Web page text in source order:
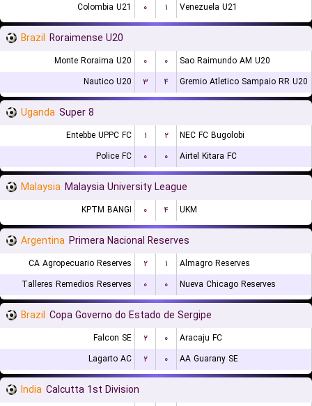
Colombia U21 ۰ ۱ Venezuela U21
Brazil Roraimense U20
Monte Roraima U20 ۰ ۰
Sao Raimundo AM U20
Nautico U20
۳ ۴ Gremio Atletico Sampaio RR U20
Uganda Super 8
Entebbe UPPC FC ۱ ۲
NEC FC Bugolobi
Police FC
۰ ۰ Airtel Kitara FC
Malaysia Malaysia University League
KPTM BANGI ۰ ۴ UKM
Argentina Primera Nacional Reserves
CA Agropecuario Reserves ۲ ۱
Almagro Reserves
Talleres Remedios Reserves
۰ ۰ Nueva Chicago Reserves
Brazil Copa Governo do Estado de Sergipe
Falcon SE ۲ ۰
Aracaju FC
Lagarto AC
۲ ۰ AA Guarany SE
India Calcutta 1st Division